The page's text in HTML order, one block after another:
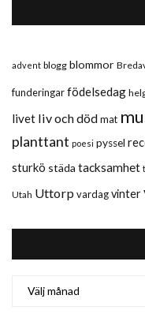
advent blogg blommor
funderingarfödelsedag
livet liv och dödmat
planttant poesi pyssel
sturkö städa tacksamhet
Utah Uttorp vardagvinter